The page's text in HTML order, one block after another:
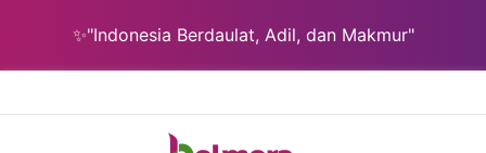
✨"Indonesia Berdaulat, Adil, dan Makmur"